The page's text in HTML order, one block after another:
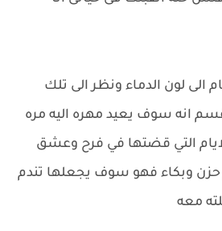
الى لون الدماء ونظر الى تلك
انه سوف يعيد مهره اليه مره
التي قضتها في فرح وعشق
حزن وبكاء فهو سوف يجعلها تندم
معه